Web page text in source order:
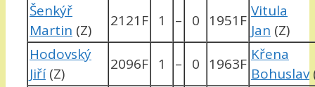
Šenkýř
Martin (Z)
2121F 1 – 0 1951F
Vitula
Jan (Z)
Hodovský
Jiří(Z)
2096F 1 – 0 1963F
Křena
Bohuslav